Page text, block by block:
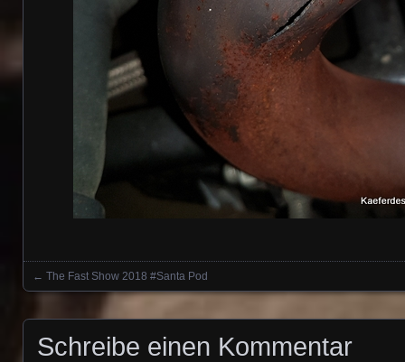
Posts navigation
← The Fast Show 2018 #Santa Pod
Schreibe einen Kommentar